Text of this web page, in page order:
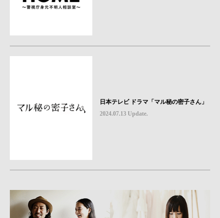
日本テレビ ドラマ「マル秘の密子さん」
2024.07.13 Update.